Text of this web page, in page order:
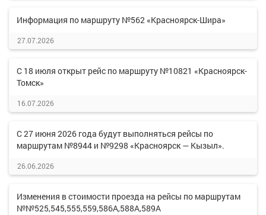
Информация по маршруту №562 «Красноярск-Шира»
27.07.2026
С 18 июля открыт рейс по маршруту №10821 «Красноярск-
Томск»
16.07.2026
С 27 июня 2026 года будут выполняться рейсы по
маршрутам №8944 и №9298 «Красноярск — Кызыл».
26.06.2026
Изменения в стоимости проезда на рейсы по маршрутам
№№525,545,555,559,586А,588А,589А